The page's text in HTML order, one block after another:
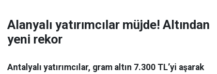
Alanyalı yatırımcılar müjde! Altından
yeni rekor
Antalyalı yatırımcılar, gram altın 7.300 TL’yi aşarak